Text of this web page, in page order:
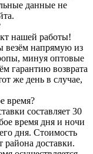
данные не
нашей работы!
везём напрямую из
минуя оптовые
гарантию возврата
же день в случае,
время?
составляет 30
время дня и ночи
дня. Стоимость
района доставки.